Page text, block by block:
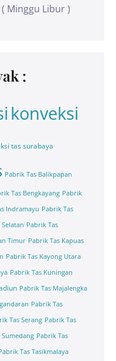
( Minggu Libur )
:
konveksi
tas surabaya
Pabrik Tas Balikpapan
Tas Bengkayang Pabrik
Indramayu Pabrik Tas
Pabrik Tas
Timur Pabrik Tas Kapuas
Pabrik Tas Kayong Utara
Pabrik Tas Kuningan
Pabrik Tas Majalengka
Pabrik Tas
Tas Serang Pabrik Tas
Sumedang Pabrik Tas
Tas Tasikmalaya